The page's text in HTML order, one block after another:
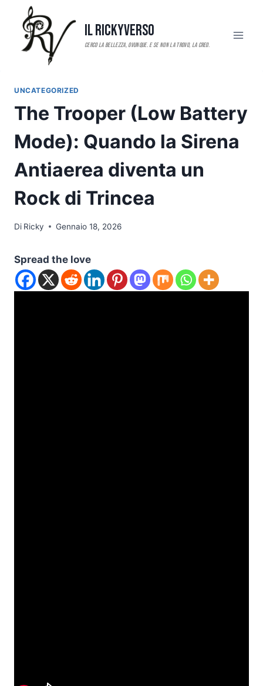
contenuto
Il RickyVerso
UNCATEGORIZED
The Trooper (Low Battery
Mode): Quando la Sirena
Antiaerea diventa un
Rock di Trincea
Di Ricky Gennaio 18, 2026
Spread the love